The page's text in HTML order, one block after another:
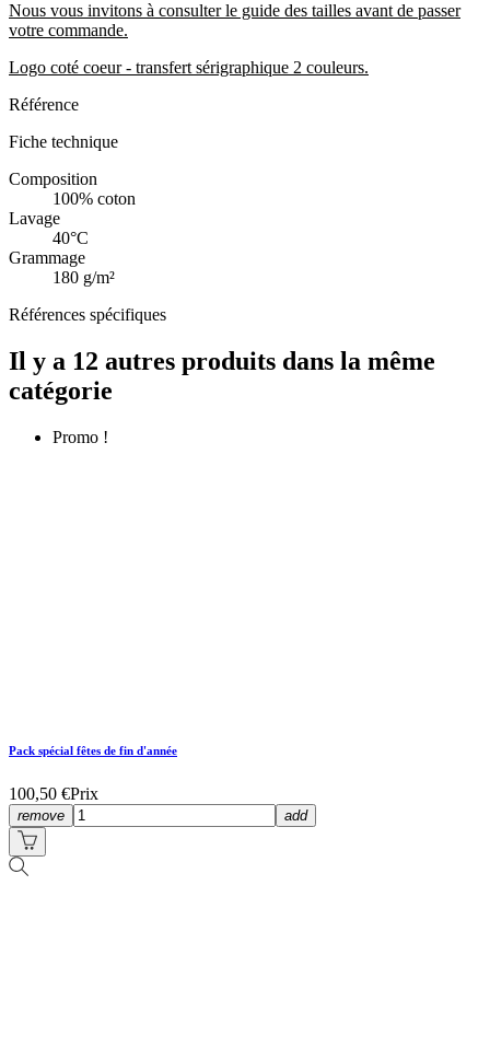
Nous vous invitons à consulter le guide des tailles avant de passer
votre commande.
Logo coté coeur - transfert sérigraphique 2 couleurs.
Référence
Fiche technique
Composition
100% coton
Lavage
40°C
Grammage
180 g/m²
Références spécifiques
Il y a 12 autres produits dans la même
catégorie
Promo !
Pack spécial fêtes de fin d'année
100,50 €Prix
remove add